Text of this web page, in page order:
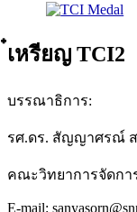
๋เหรียญ TCI2
บรรณาธิการ:
รศ.ดร. สัญญาศรณ์ ส
คณะวิทยาการจัดก
E-mail: